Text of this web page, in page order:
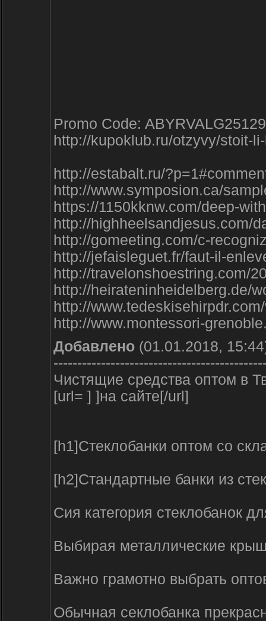
Promo Code:
http://kupoklub.ru/otzyvy/stoit-
http://estabalt.ru/
http://www.symposion.ca/
https://1150kknw.com/deep-
http://highheelsandjesus.com/
http://gomeeting.com/c-
http://jefaisleguet.fr/faut-il-
http://travelonshoestring.com/
http://heirateninheidelberg.de/
http://
http://www.montessori-
Добавлено (01.01.2018,
Чистящие средства оптом в
[url= ] ]на сайте[/url]
[h1]Стеклобанки оптом со
[h2]Стандартные банки из
Сия категория стеклобанок
Выбирая металлические
Важно грамотно выбрать
Обычная секлобанка